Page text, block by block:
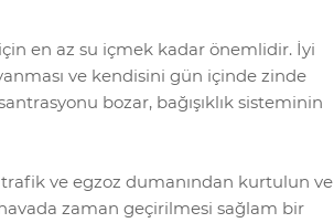
en az su içmek kadar önemlidir. İyi
ve kendisini gün içinde zinde
bozar, bağışıklık sisteminin
ve egzoz dumanından kurtulun ve
zaman geçirilmesi sağlam bir